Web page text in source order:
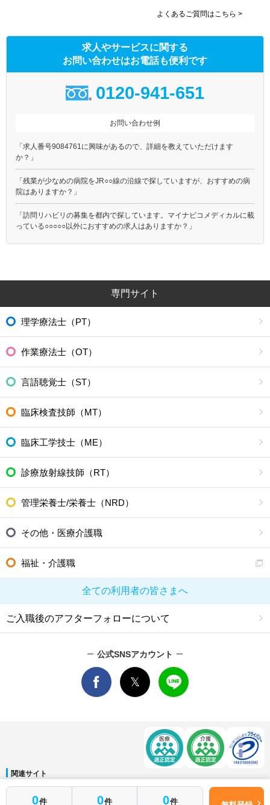
0件 0件 0件
よくあるご質問はこちら >
求人やサービスに関する
お問い合わせはお電話も便利です
0120-941-651
お問い合わせ例
「求人番号9084761に興味があるので、詳細を教えていただけます
か？」
「残業が少なめの病院をJR○○線の沿線で探していますが、おすすめの病
院はありますか？」
「訪問リハビリの募集を都内で探しています。マイナビコメディカルに載
っている○○○○○以外におすすめの求人はありますか？」
専門サイト
理学療法士（PT）
作業療法士（OT）
言語聴覚士（ST）
臨床検査技師（MT）
臨床工学技士（ME）
診療放射線技師（RT）
管理栄養士/栄養士（NRD）
その他・医療介護職
福祉・介護職
全ての利用者の皆さまへ
ご入職後のアフターフォローについて
公式SNSアカウント
関連サイト
マイナビDOCTOR│マイナビ看護師│マイナビ薬剤師│マイナビ保育士
運営会社